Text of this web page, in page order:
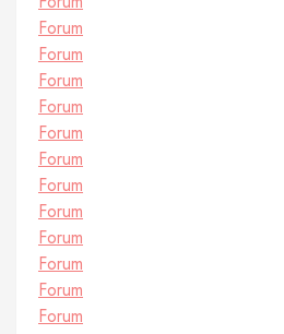
Forum
Forum
Forum
Forum
Forum
Forum
Forum
Forum
Forum
Forum
Forum
Forum